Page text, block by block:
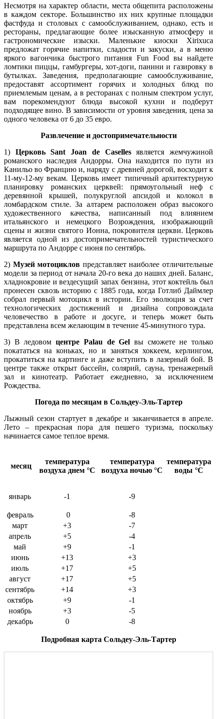
Несмотря на характер области, места общепита расположены
в каждом секторе. Большинство их них крупные площадки
фастфуда и столовых с самообслуживанием, однако, есть и
рестораны, предлагающие более изысканную атмосферу и
гастрономические изыски. Маленькие киоски Xirixuca
предложат горячие напитки, сладости и закуски, а в меню
яркого вагончика быстрого питания Fun Food вы найдете
ломтики пиццы, гамбургеры, хот-доги, панини и газировку в
бутылках. Заведения, предполагающие самообслуживание,
предоставят ассортимент горячих и холодных блюд по
приемлемым ценам, а в ресторанах с полным спектром услуг,
вам порекомендуют блюда высокой кухни и подберут
подходящее вино. В зависимости от уровня заведения, цена за
одного человека от 6 до 35 евро.
Развлечение и достопримечательности
1) Церковь Sant Joan de Casellesявляется жемчужиной
романского наследия Андорры. Она находится по пути из
Канильо во Францию и, наряду с древней дорогой, восходит к
11-му-12-му векам. Церковь имеет типичный архитектурную
планировку романских церквей: прямоугольный неф с
деревянной крышей, полукруглой апсидой и колокол в
ломбардском стиле. За алтарем расположен образ высокого
художественного качества, написанный под влиянием
итальянского и немецкого Возрождения, изображающий
сцены и жизни святого Ионна, покровителя церкви. Церковь
является одной из достопримечательностей туристического
маршрута по Андорре с июня по сентябрь.
2) Музей мотоциклов представляет наиболее отличительные
модели за период от начала 20-го века до наших дней. Баланс,
хладнокровие и вездесущий запах бензина, этот коктейль был
пронесен сквозь историю с 1885 года, когда Готлиб Даймлер
собрал первый мотоцикл в истории. Его эволюция за счет
технологических достижений и дизайна сопровождала
человечество в работе и досуге, и теперь может быть
представлена всем желающим в течение 45-минутного тура.
3) В ледовомцентре Palau de Gel вы сможете не только
покататься на коньках, но и заняться хоккеем, керлингом,
прокатиться на картинге и даже вступить в лазерный бой. В
центре также открыт бассейн, солярий, сауна, тренажерный
зал и кинотеатр. Работает ежедневно, за исключением
Рождества.
Погода по месяцам в Сольдеу-Эль-Тартер
Лыжный сезон стартует в декабре и заканчивается в апреле.
Лето – прекрасная пора для пешего туризма, поскольку
начинается самое теплое время.
месяц
температура
воздуха днем °C
температура
воздуха ночью °C
температура
воды °C
январь -1 -9
февраль 0
-8
март
+3
-7
апрель
+5
-4
май
+9
-1
июнь
+13
+3
июль
+17
+5
август
+17
+5
сентябрь
+14
+3
октябрь
+9
-1
ноябрь
+3
-5
декабрь
0 -8
Подробная карта Сольдеу-Эль-Тартер